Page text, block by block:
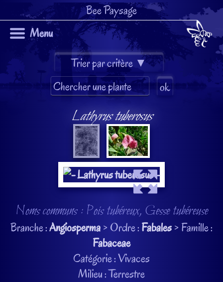
Bee Paysage
Menu
Lathyrus tuberosus
Noms communs : Pois tubéreux, Gesse tubéreuse
Branche :Angiosperma> Ordre :Fabales> Famille :
Fabaceae
Catégorie : Vivaces
Milieu : Terrestre